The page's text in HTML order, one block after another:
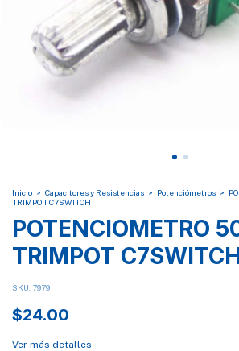
Inicio > Capacitores y Resistencias > Potenciómetros >
TRIMPOT C7SWITCH
POTENCIOMETRO
TRIMPOT
SKU: 7979
$24.00
Ver más detalles